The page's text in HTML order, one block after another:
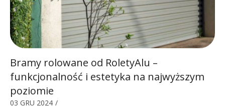
Bramy rolowane od RoletyAlu –
funkcjonalność i estetyka na najwyższym
poziomie
03 GRU 2024 /